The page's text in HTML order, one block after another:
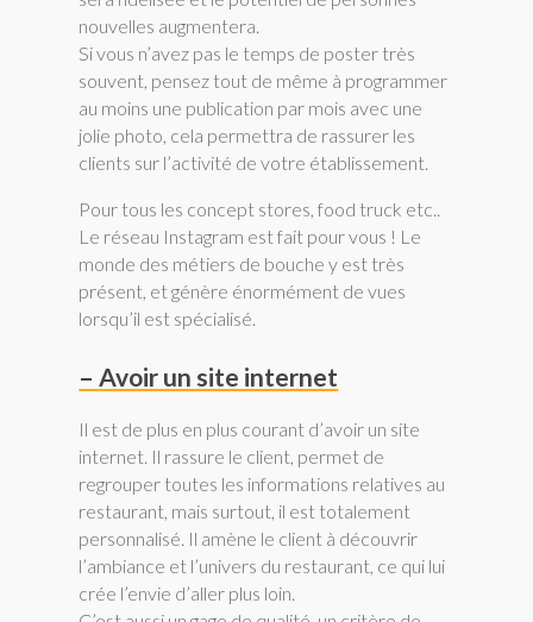
nouvelles augmentera.
Si vous n’avez pas le temps de poster très
souvent, pensez tout de même à programmer
au moins une publication par mois avec une
jolie photo, cela permettra de rassurer les
clients sur l’activité de votre établissement.
Pour tous les concept stores, food truck etc..
Le réseau Instagram est fait pour vous ! Le
monde des métiers de bouche y est très
présent, et génère énormément de vues
lorsqu’il est spécialisé.
–Avoir un site internet
Il est de plus en plus courant d’avoir un site
internet. Il rassure le client, permet de
regrouper toutes les informations relatives au
restaurant, mais surtout, il est totalement
personnalisé. Il amène le client à découvrir
l’ambiance et l’univers du restaurant, ce qui lui
crée l’envie d’aller plus loin.